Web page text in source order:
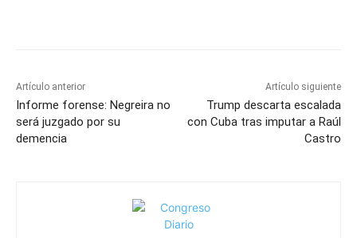
Artículo anterior
Informe forense: Negreira no
será juzgado por su
demencia
Artículo siguiente
Trump descarta escalada
con Cuba tras imputar a Raúl
Castro